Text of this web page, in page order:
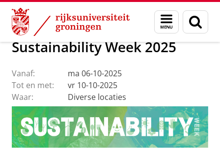
Skip
Content
Skip
Navigation
Menu
en
zoeken
Over ons Profiel Feiten en cijfers Duurzaamheid
Sustainability Week 2025
Vanaf:
ma 06-10-2025
Tot en met:
vr 10-10-2025
Waar:
Diverse locaties